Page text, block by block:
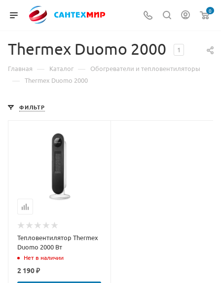
0
Thermex Duomo 2000 1
Главная — Каталог — Обогреватели и тепловентиляторы
— Thermex Duomo 2000
ФИЛЬТР
Тепловентилятор Thermex
Duomo 2000 Вт
Нет в наличии
2 190 ₽